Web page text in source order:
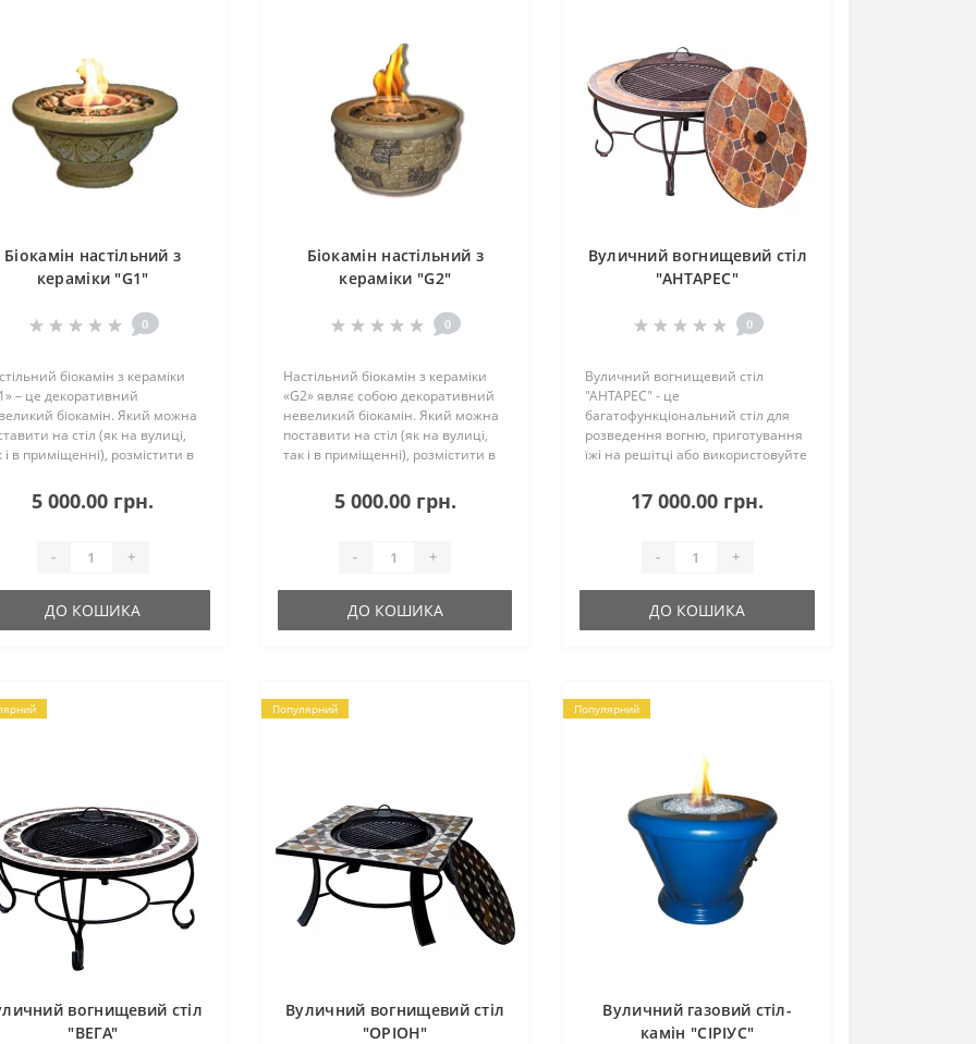
області для використання:
будинки і котеджі - створюють затишне місце для відпочинку з сім'єю і друзями.
і кафепривернуть гостей і забезпечать комфортну атмосферу навіть в прохолодну погоду.
та бази відпочинку – стильне рішення для облаштування лаунж-зон.
приготована на свіжому повітрі, завжди смачніша!
практичним рішенням, але і стильним акцентом вашого простору, наповнивши його теплом і
Біокамін настільний з
кераміки "G1"
0
біокамін з кераміки
– це декоративний
біокамін. Який можна
на стіл (як на вулиці,
і в приміщенні), розмістити в
навколо свого басейну і
чарівним і
5 000.00 грн.
- +
ДО КОШИКА
Біокамін настільний з
кераміки "G2"
0
Настільний біокамін з кераміки
«G2» являє собою декоративний
невеликий біокамін. Який можна
поставити на стіл (як на вулиці,
так і в приміщенні), розмістити в
камінів навколо свого басейну і
насолоджуватися чарівним і ..
5 000.00 грн.
- +
ДО КОШИКА
Вуличний вогнищевий стіл
"АНТАРЕС"
0
Вуличний вогнищевий стіл
"АНТАРЕС" - це
багатофункціональний стіл для
розведення вогню, приготування
їжі на решітці або використовуйте
красивий елемент
декору! Характеристики:Габаритні
17 000.00 грн.
- +
ДО КОШИКА
вогнищевий стіл
"ВЕГА"
Популярний
Вуличний вогнищевий стіл
"ОРІОН"
Популярний
Вуличний газовий стіл-
камін "СІРІУС"